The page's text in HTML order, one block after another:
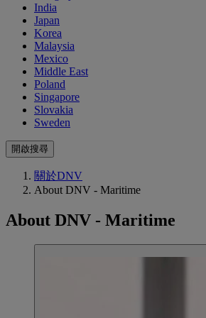
India
Japan
Korea
Malaysia
Mexico
Middle East
Poland
Singapore
Slovakia
Sweden
開啟搜尋
關於DNV
About DNV - Maritime
About DNV - Maritime